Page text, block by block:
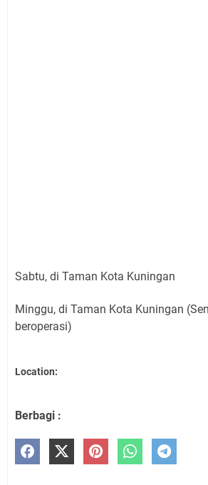
Sabtu, di Taman Kota Kuningan
Minggu, di Taman Kota Kuningan
beroperasi)
Location:
Berbagi :